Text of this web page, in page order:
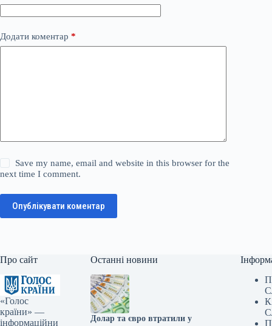
Додати коментар *
Save my name, email and website in this browser for the
next time I comment.
Опублікувати коментар
Про сайт
«Голос
країни» —
інформаційни
Останні новини
Долар та євро втратили у